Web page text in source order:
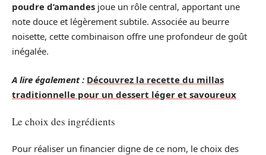
poudre d’amandes joue un rôle central, apportant une
note douce et légèrement subtile. Associée au beurre
noisette, cette combinaison offre une profondeur de goût
inégalée.
A lire également : Découvrez la recette du millas
traditionnelle pour un dessert léger et savoureux
Le choix des ingrédients
Pour réaliser un financier digne de ce nom, le choix des